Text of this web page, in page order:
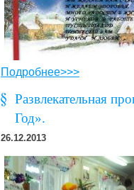
Подробнее>>>
Развлекательная
Год».
26.12.2013